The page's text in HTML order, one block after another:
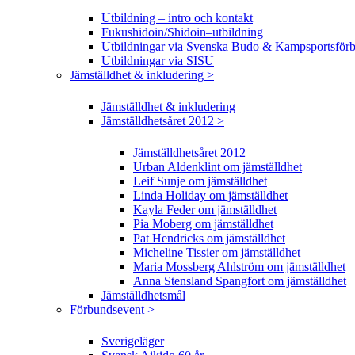
Utbildning – intro och kontakt
Fukushidoin/Shidoin–utbildning
Utbildningar via Svenska Budo &
Utbildningar via SISU
Jämställdhet & inkludering >
Jämställdhet & inkludering
Jämställdhetsåret 2012 >
Jämställdhetsåret 2012
Urban Aldenklint om jämställdhet
Leif Sunje om jämställdhet
Linda Holiday om jämställdhet
Kayla Feder om jämställdhet
Pia Moberg om jämställdhet
Pat Hendricks om jämställdhet
Micheline Tissier om jämställdhet
Maria Mossberg Ahlström om jämställdhet
Anna Stensland Spangfort om jämställdhet
Jämställdhetsmål
Förbundsevent >
Sverigeläger